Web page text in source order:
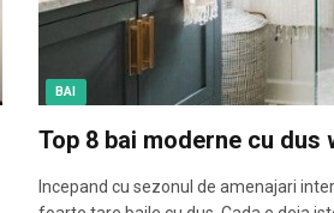
BAI
Top 8 bai moderne cu dus
Incepand cu sezonul de amenajari